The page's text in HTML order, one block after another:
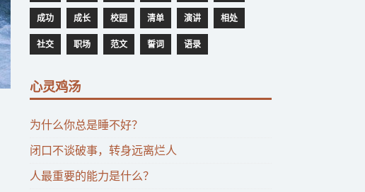
成功 成长 校园 清单 演讲 相处
社交 职场 范文 誓词 语录
心灵鸡汤
为什么你总是睡不好？
闭口不谈破事，转身远离烂人
人最重要的能力是什么？